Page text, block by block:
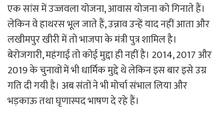
एक सांस में उज्जवला योजना, आवास योजना को गिनाते हैं।
लेकिन वे हाथरस भूल जाते हैं, उन्नाव उन्हें याद नहीं आता और
लखीमपुर खीरी में तो भाजपा के मंत्री पुत्र शामिल है।
बेरोजगारी, महंगाई तो कोई मुद्दा ही नहीं है। 2014, 2017 और
2019 के चुनावों में भी धार्मिक मुद्दे थे लेकिन इस बार इसे उग्र
गति दी गयी है। अब संतों ने भी मोर्चा संभाल लिया और
भड़काऊ तथा घृणास्पद भाषण दे रहे हैं।